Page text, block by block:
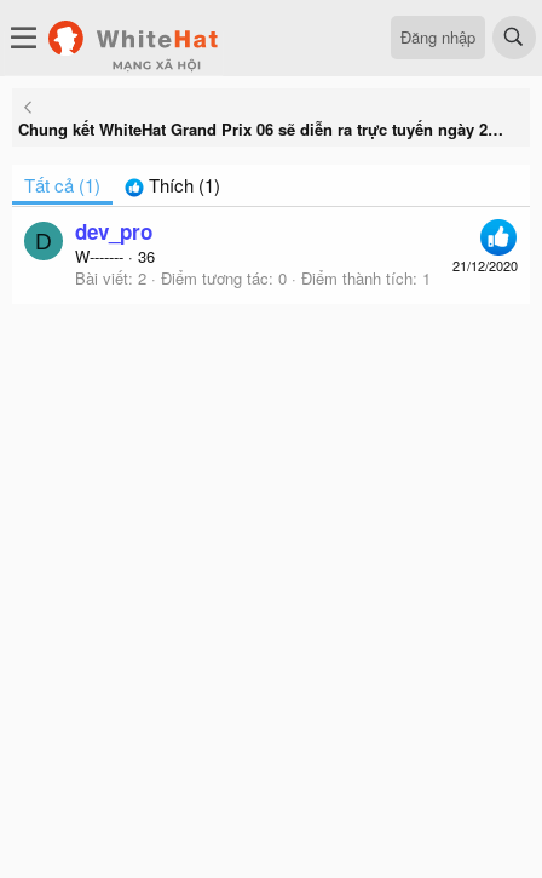
Đăng nhập
Chung kết WhiteHat Grand Prix 06 sẽ diễn ra trực tuyến ngày 27/12/2020
Tất cả (1) Thích (1)
D
21/12/2020
dev_pro
W------- · 36
Bài viết 2 Điểm tương tác 0 Điểm thành tích 1